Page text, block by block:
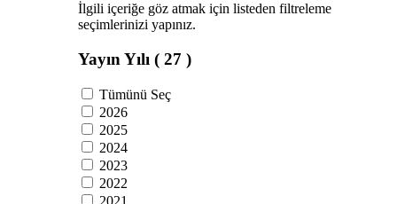
İlgili içeriğe göz atmak için listeden filtreleme
seçimlerinizi yapınız.
Yayın Yılı ( 27 )
Tümünü Seç
2026
2025
2024
2023
2022